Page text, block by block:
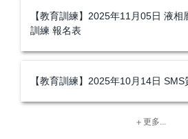
【教育訓練】2025年11月05日 液
訓練 報名表
【教育訓練】2025年10月14日
更多...